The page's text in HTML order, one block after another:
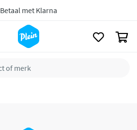
Betaal met Klarna